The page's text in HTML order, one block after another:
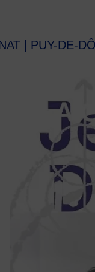
| PUY-DE-